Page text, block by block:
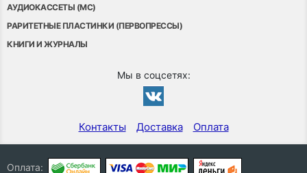
АУДИОКАССЕТЫ (MC)
РАРИТЕТНЫЕ ПЛАСТИНКИ (ПЕРВОПРЕССЫ)
КНИГИ И ЖУРНАЛЫ
Мы в соцсетях:
Контакты Доставка Оплата
Оплата: